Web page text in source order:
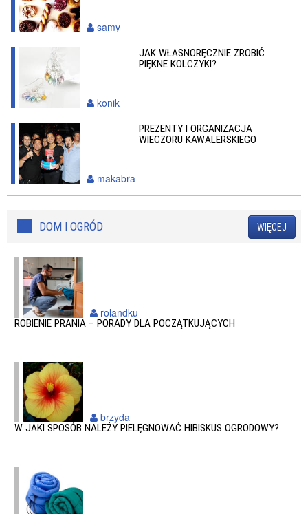
samy
JAK WŁASNORĘCZNIE ZROBIĆ
PIĘKNE KOLCZYKI?
konik
PREZENTY I ORGANIZACJA
WIECZORU KAWALERSKIEGO
makabra
DOM I OGRÓD WIĘCEJ
ROBIENIE PRANIA – PORADY DLA POCZĄTKUJĄCYCH
rolandku
W JAKI SPOSÓB NALEŻY PIELĘGNOWAĆ HIBISKUS OGRODOWY?
brzyda